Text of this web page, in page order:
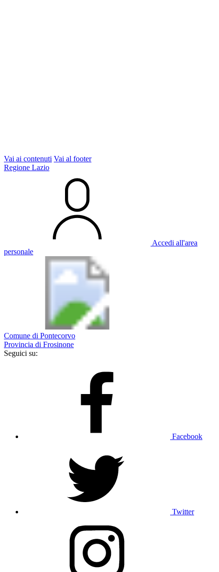
Vai ai contenuti Vai al footer
Regione Lazio
Accedi all'area
personale
Comune di Pontecorvo
Provincia di Frosinone
Seguici su:
Facebook
Twitter